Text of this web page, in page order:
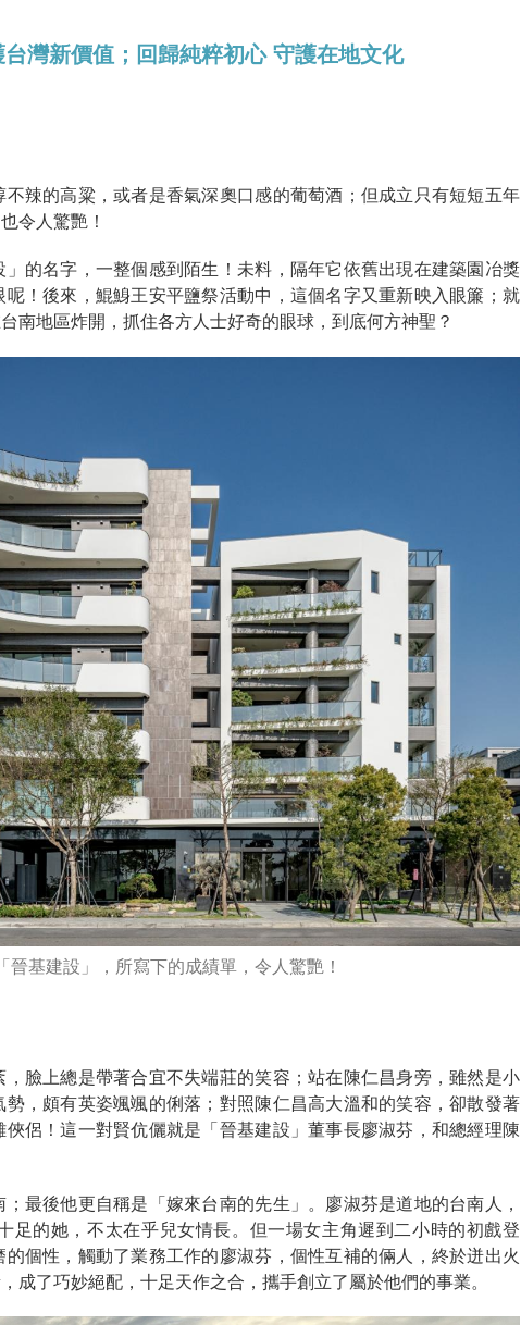
灣新價值；回歸純粹初心 守護在地文化
辣的高粱，或者是香氣深奧口感的葡萄酒；但成立只有短短五年
令人驚艷！
的名字，一整個感到陌生！未料，隔年它依舊出現在建築園冶獎
！後來，鯤鯓王安平鹽祭活動中，這個名字又重新映入眼簾；就
南地區炸開，抓住各方人士好奇的眼球，到底何方神聖？
晉基建設」，所寫下的成績單，令人驚艷！
臉上總是帶著合宜不失端莊的笑容；站在陳仁昌身旁，雖然是小
，頗有英姿颯颯的俐落；對照陳仁昌高大溫和的笑容，卻散發著
侶！這一對賢伉儷就是「晉基建設」董事長廖淑芬，和總經理陳
最後他更自稱是「嫁來台南的先生」。廖淑芬是道地的台南人，
足的她，不太在乎兒女情長。但一場女主角遲到二小時的初戲登
個性，觸動了業務工作的廖淑芬，個性互補的倆人，終於迸出火
成了巧妙絕配，十足天作之合，攜手創立了屬於他們的事業。